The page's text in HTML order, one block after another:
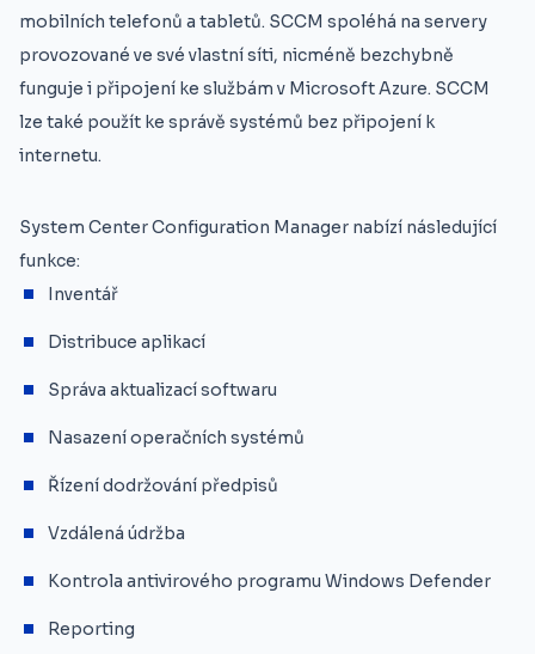
mobilních telefonů a tabletů. SCCM spoléhá na servery
provozované ve své vlastní síti, nicméně bezchybně
funguje i připojení ke službám v Microsoft Azure. SCCM
lze také použít ke správě systémů bez připojení k
internetu.
System Center Configuration Manager nabízí následující
funkce:
Inventář
Distribuce aplikací
Správa aktualizací softwaru
Nasazení operačních systémů
Řízení dodržování předpisů
Vzdálená údržba
Kontrola antivirového programu Windows Defender
Reporting